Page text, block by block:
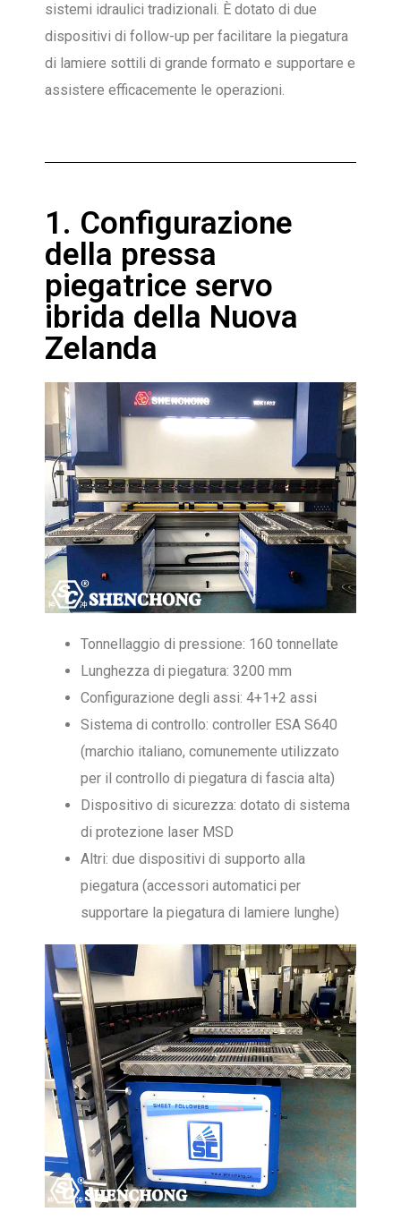
sistemi idraulici tradizionali. È dotato di due
dispositivi di follow-up per facilitare la piegatura
di lamiere sottili di grande formato e supportare e
assistere efficacemente le operazioni.
1. Configurazione
della pressa
piegatrice servo
ibrida della Nuova
Zelanda
Tonnellaggio di pressione: 160 tonnellate
Lunghezza di piegatura: 3200 mm
Configurazione degli assi: 4+1+2 assi
Sistema di controllo: controller ESA S640
(marchio italiano, comunemente utilizzato
per il controllo di piegatura di fascia alta)
Dispositivo di sicurezza: dotato di sistema
di protezione laser MSD
Altri: due dispositivi di supporto alla
piegatura (accessori automatici per
supportare la piegatura di lamiere lunghe)